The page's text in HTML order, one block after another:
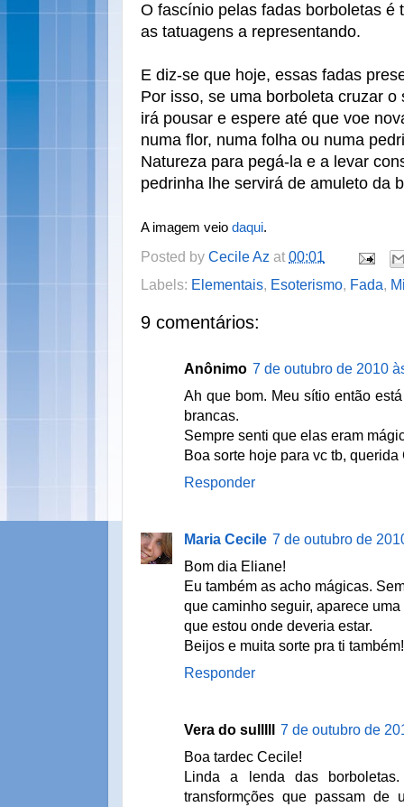
O fascínio pelas fadas borboletas é
as tatuagens a representando.
E diz-se que hoje, essas fadas
Por isso, se uma borboleta cruzar
irá pousar e espere até que voe
numa flor, numa folha ou numa
Natureza para pegá-la e a levar
pedrinha lhe servirá de amuleto da
A imagem veio daqui.
Posted by Cecile Az at 00:01
Labels: Elementais, Esoterismo, Fada,
9 comentários:
Anônimo 7 de outubro de 2010
Ah que bom. Meu sítio então
brancas.
Sempre senti que elas eram
Boa sorte hoje para vc tb, querida
Responder
Maria Cecile 7 de outubro de
Bom dia Eliane!
Eu também as acho mágicas.
que caminho seguir, aparece
que estou onde deveria estar.
Beijos e muita sorte pra ti
Responder
Vera do sulllll
7 de outubro de
Boa tardec Cecile!
Linda a lenda das
transformções que passam de